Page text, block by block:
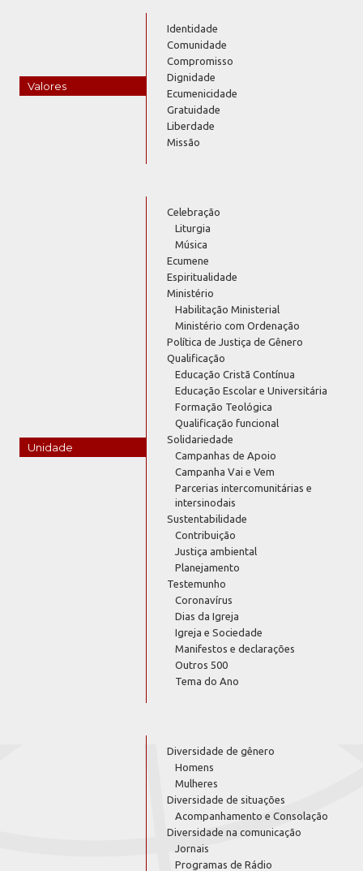
Valores
Identidade
Comunidade
Compromisso
Dignidade
Ecumenicidade
Gratuidade
Liberdade
Missão
Unidade
Celebração
Liturgia
Música
Ecumene
Espiritualidade
Ministério
Habilitação Ministerial
Ministério com Ordenação
Política de Justiça de Gênero
Qualificação
Educação Cristã Contínua
Educação Escolar e Universitária
Formação Teológica
Qualificação funcional
Solidariedade
Campanhas de Apoio
Campanha Vai e Vem
Parcerias intercomunitárias e
intersinodais
Sustentabilidade
Contribuição
Justiça ambiental
Planejamento
Testemunho
Coronavírus
Dias da Igreja
Igreja e Sociedade
Manifestos e declarações
Outros 500
Tema do Ano
Diversidade de gênero
Homens
Mulheres
Diversidade de situações
Acompanhamento e Consolação
Diversidade na comunicação
Jornais
Programas de Rádio